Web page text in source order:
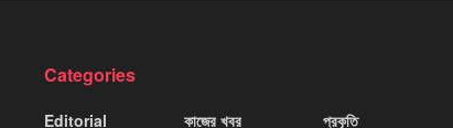
Categories
Editorial
কাজের খবর
প্রকৃতি